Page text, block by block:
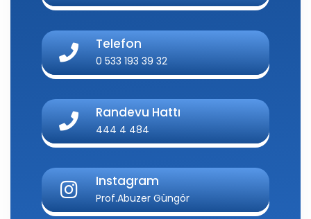
Telefon
0 533 193 39 32
Randevu Hattı
444 4 484
Instagram
Prof.Abuzer Güngör